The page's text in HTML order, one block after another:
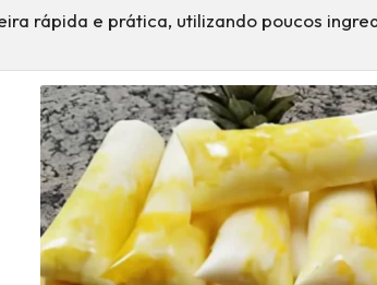
rápida e prática, utilizando poucos